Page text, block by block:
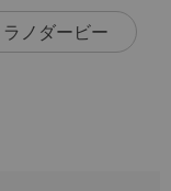
ラノダービー